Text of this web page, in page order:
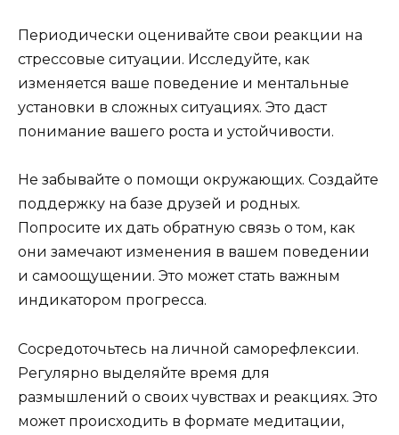
Периодически оценивайте свои реакции на
стрессовые ситуации. Исследуйте, как
изменяется ваше поведение и ментальные
установки в сложных ситуациях. Это даст
понимание вашего роста и устойчивости.
Не забывайте о помощи окружающих. Создайте
поддержку на базе друзей и родных.
Попросите их дать обратную связь о том, как
они замечают изменения в вашем поведении
и самоощущении. Это может стать важным
индикатором прогресса.
Сосредоточьтесь на личной саморефлексии.
Регулярно выделяйте время для
размышлений о своих чувствах и реакциях. Это
может происходить в формате медитации,